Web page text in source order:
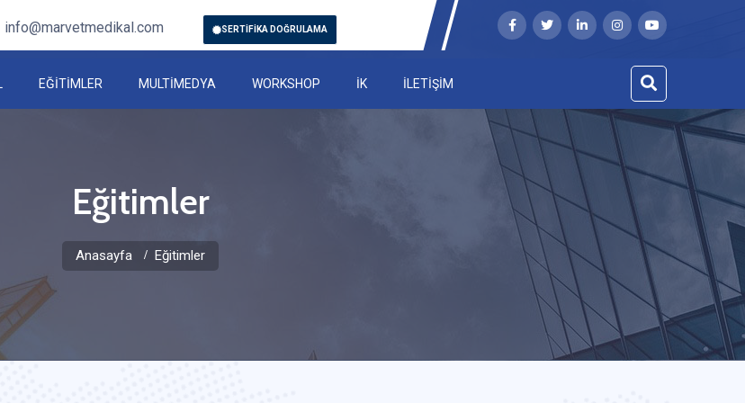
info@marvetmedikal.com SERTİFİKA DOĞRULAMA
EĞİTİMLER MULTİMEDYA WORKSHOP İK İLETİŞİM
Eğitimler
Anasayfa Eğitimler